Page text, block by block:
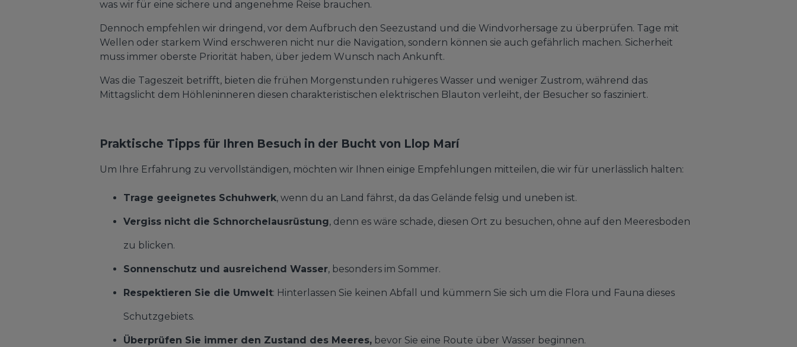
was wir für eine sichere und angenehme Reise brauchen.
Dennoch empfehlen wir dringend, vor dem Aufbruch den Seezustand und die Windvorhersage zu überprüfen. Tage mit
Wellen oder starkem Wind erschweren nicht nur die Navigation, sondern können sie auch gefährlich machen. Sicherheit
muss immer oberste Priorität haben, über jedem Wunsch nach Ankunft.
Was die Tageszeit betrifft, bieten die frühen Morgenstunden ruhigeres Wasser und weniger Zustrom, während das
Mittagslicht dem Höhleninneren diesen charakteristischen elektrischen Blauton verleiht, der Besucher so fasziniert.
Praktische Tipps für Ihren Besuch in der Bucht von Llop Marí
Um Ihre Erfahrung zu vervollständigen, möchten wir Ihnen einige Empfehlungen mitteilen, die wir für unerlässlich halten:
Trage geeignetes Schuhwerk, wenn du an Land fährst, da das Gelände felsig und uneben ist.
Vergiss nicht die Schnorchelausrüstung, denn es wäre schade, diesen Ort zu besuchen, ohne auf den Meeresboden
zu blicken.
Sonnenschutz und ausreichend Wasser, besonders im Sommer.
Respektieren Sie die Umwelt: Hinterlassen Sie keinen Abfall und kümmern Sie sich um die Flora und Fauna dieses
Schutzgebiets.
Überprüfen Sie immer den Zustand des Meeres, bevor Sie eine Route über Wasser beginnen.